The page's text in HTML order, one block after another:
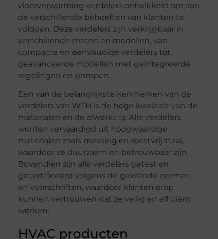
vloerverwarming verdelers ontwikkeld om aan
de verschillende behoeften van klanten te
voldoen. Deze verdelers zijn verkrijgbaar in
verschillende maten en modellen, van
compacte en eenvoudige verdelers tot
geavanceerde modellen met geïntegreerde
regelingen en pompen.
Een van de belangrijkste kenmerken van de
verdelers van WTH is de hoge kwaliteit van de
materialen en de afwerking. Alle verdelers
worden vervaardigd uit hoogwaardige
materialen zoals messing en roestvrij staal,
waardoor ze duurzaam en betrouwbaar zijn.
Bovendien zijn alle verdelers getest en
gecertificeerd volgens de geldende normen
en voorschriften, waardoor klanten erop
kunnen vertrouwen dat ze veilig en efficiënt
werken.
HVAC producten